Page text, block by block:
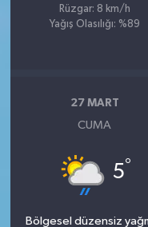
Rüzgar: 8 km/h
Yağış Olasılığı: %89
27 MART
CUMA
5°
Bölgesel düzensiz